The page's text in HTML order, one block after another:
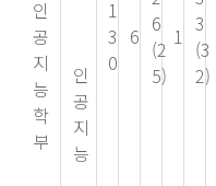
인
공
지
능
학
부
1
3
0
6 6
(2
5)
1 3
(3
2)
인
공
지
능